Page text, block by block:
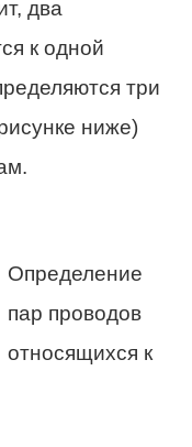
два
к одной
три
ниже)
Определение
пар проводов
относящихся к